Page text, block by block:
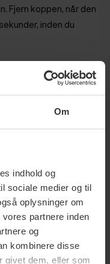
Om
indhold og
sociale medier og til
oplysninger om
partnere inden
og
kombinere disse
givet dem, eller som
Fjern koppen, når den
inden du
tare, timeren er ikke
vægten går i nul. Tryk
når den er
og auto-timer, der
Placer koppen på
knappen på
Når væske
Tryk på TIME for at
når den er